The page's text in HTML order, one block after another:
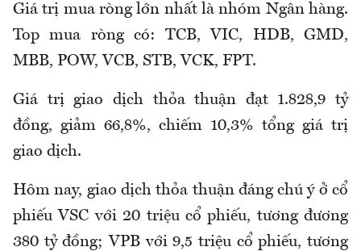
Giá trị mua ròng lớn nhất là nhóm Ngân hàng.
Top mua ròng có: TCB, VIC, HDB, GMD,
MBB, POW, VCB, STB, VCK, FPT.
Giá trị giao dịch thỏa thuận đạt 1.828,9 tỷ
đồng, giảm 66,8%, chiếm 10,3% tổng giá trị
giao dịch.
Hôm nay, giao dịch thỏa thuận đáng chú ý ở cổ
phiếu VSC với 20 triệu cổ phiếu, tương đương
380 tỷ đồng; VPB với 9,5 triệu cổ phiếu, tương